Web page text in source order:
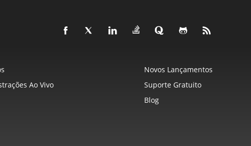
Novos Lançamentos
Ao Vivo Suporte Gratuito
Blog